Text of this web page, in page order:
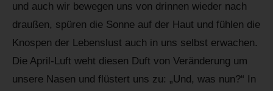
und auch wir bewegen uns von drinnen wieder nach
draußen, spüren die Sonne auf der Haut und fühlen die
Knospen der Lebenslust auch in uns selbst erwachen.
Die April-Luft weht diesen Duft von Veränderung um
unsere Nasen und flüstert uns zu: „Und, was nun?“ In